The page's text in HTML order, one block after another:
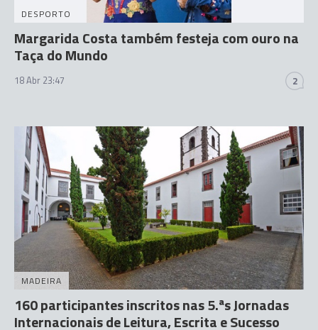
DESPORTO
Margarida Costa também festeja com ouro na
Taça do Mundo
18 Abr 23:47 2
MADEIRA
160 participantes inscritos nas 5.ªs Jornadas
Internacionais de Leitura, Escrita e Sucesso